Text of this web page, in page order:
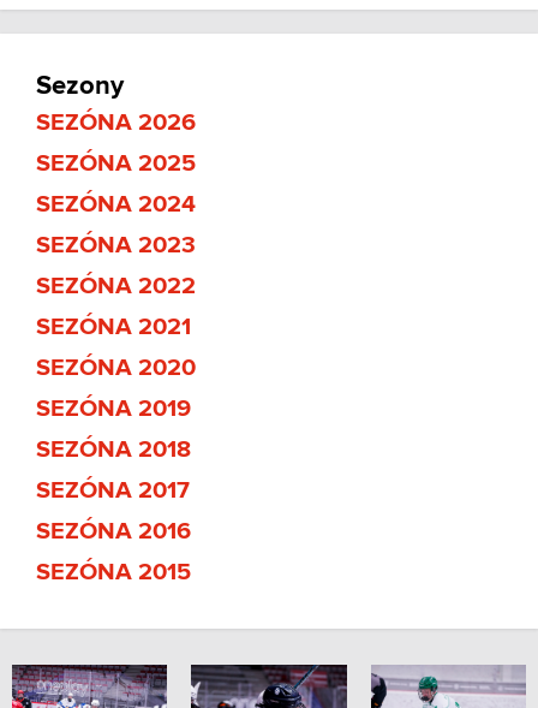
Sezony
SEZÓNA 2026
SEZÓNA 2025
SEZÓNA 2024
SEZÓNA 2023
SEZÓNA 2022
SEZÓNA 2021
SEZÓNA 2020
SEZÓNA 2019
SEZÓNA 2018
SEZÓNA 2017
SEZÓNA 2016
SEZÓNA 2015